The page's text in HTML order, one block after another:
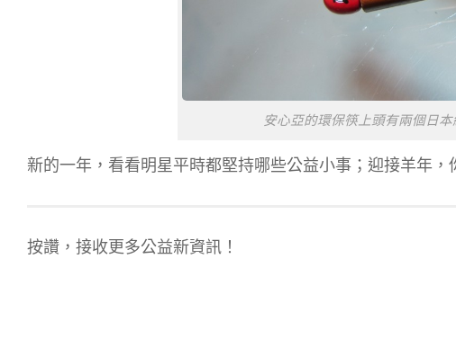
安心亞的環保筷上頭有兩個日
新的一年，看看明星平時都堅持哪些公益小事；迎接羊年，
按讚，接收更多公益新資訊！